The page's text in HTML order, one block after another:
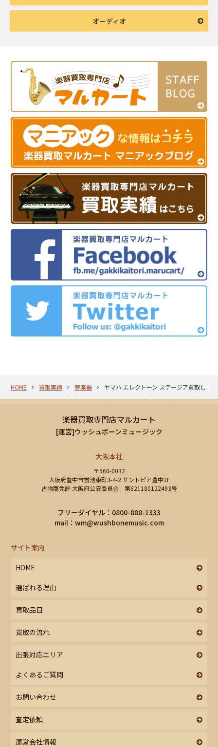
オーディオ
HOME 買取実績 管楽器 ヤマハ エレクトーン ステージア買取しま
楽器買取専門店マルカート
[運営]ウッシュボーンミュージック
大阪本社
〒560-0032
大阪府豊中市蛍池東町3-4-2 サントピア豊中1F
古物商免許 大阪府公安委員会 第621180122493号
フリーダイヤル：0800-888-1333
mail： wm@wushbonemusic.com
サイト案内
HOME
選ばれる理由
買取品目
買取の流れ
出張対応エリア
よくあるご質問
お問い合わせ
査定依頼
運営会社情報